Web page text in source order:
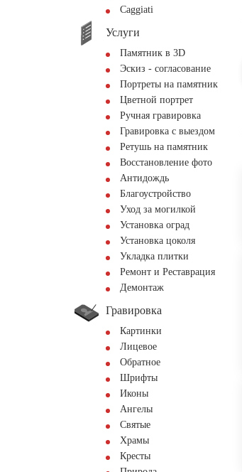
Сaggiati
Услуги
Памятник в 3D
Эскиз - согласование
Портреты на памятник
Цветной портрет
Ручная гравировка
Гравировка с выездом
Ретушь на памятник
Восстановление фото
Антидождь
Благоустройство
Уход за могилкой
Установка оград
Установка цоколя
Укладка плитки
Ремонт и Реставрация
Демонтаж
Гравировка
Картинки
Лицевое
Обратное
Шрифты
Иконы
Ангелы
Святые
Храмы
Кресты